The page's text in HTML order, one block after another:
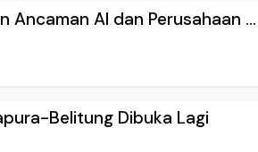
Ancaman AI dan Perusahaan ...
Belitung Dibuka Lagi